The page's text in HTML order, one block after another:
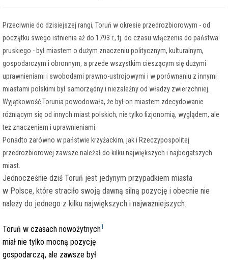
Przeciwnie do dzisiejszej rangi, Toruń w okresie przedrozbiorowym - od
początku swego istnienia aż do 1793 r., tj. do czasu włączenia do państwa
pruskiego - był miastem o dużym znaczeniu politycznym, kulturalnym,
gospodarczym i obronnym, a przede wszystkim cieszącym się dużymi
uprawnieniami i swobodami prawno-ustrojowymi i w porównaniu z innymi
miastami polskimi był samorządny i niezależny od władzy zwierzchniej.
Wyjątkowość Torunia powodowała, że był on miastem zdecydowanie
różniącym się od innych miast polskich, nie tylko fizjonomią, wyglądem, ale
też znaczeniem i uprawnieniami.
Ponadto zarówno w państwie krzyżackim, jak i Rzeczypospolitej
przedrozbiorowej zawsze należał do kilku największych i najbogatszych
miast.
Jednocześnie dziś Toruń jest jedynym przypadkiem miasta
w Polsce, które straciło swoją dawną silną pozycję i obecnie nie
należy do jednego z kilku największych i najważniejszych.
Toruń w czasach nowożytnych1
miał nie tylko mocną pozycję
gospodarczą, ale zawsze był